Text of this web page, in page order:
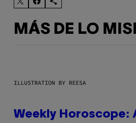
MÁS DE LO
ILLUSTRATION BY REESA
Weekly Horoscope: